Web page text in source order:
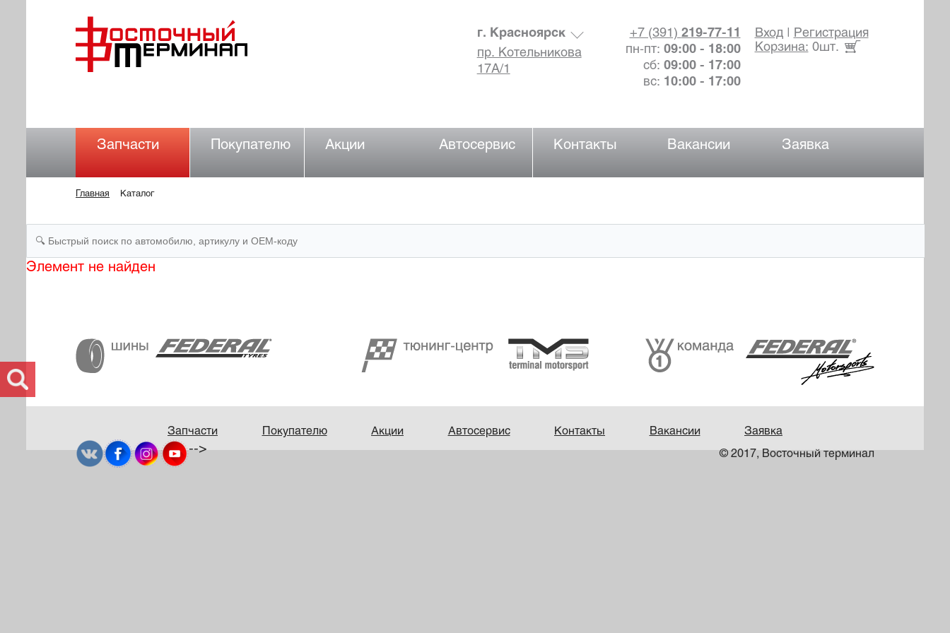
Вход|
Регистрация
Корзина: 0шт.
+7 (391) 219-77-11
пн-пт: 09:00 - 18:00
сб: 09:00 - 17:00
вс: 10:00 - 17:00
г. Красноярск
пр. Котельникова
17А/1
Запчасти Покупателю Акции Автосервис Контакты Вакансии Заявка
Главная Каталог
Элемент не найден
Запчасти Покупателю Акции Автосервис Контакты Вакансии Заявка
© 2017, Восточный терминал
-->